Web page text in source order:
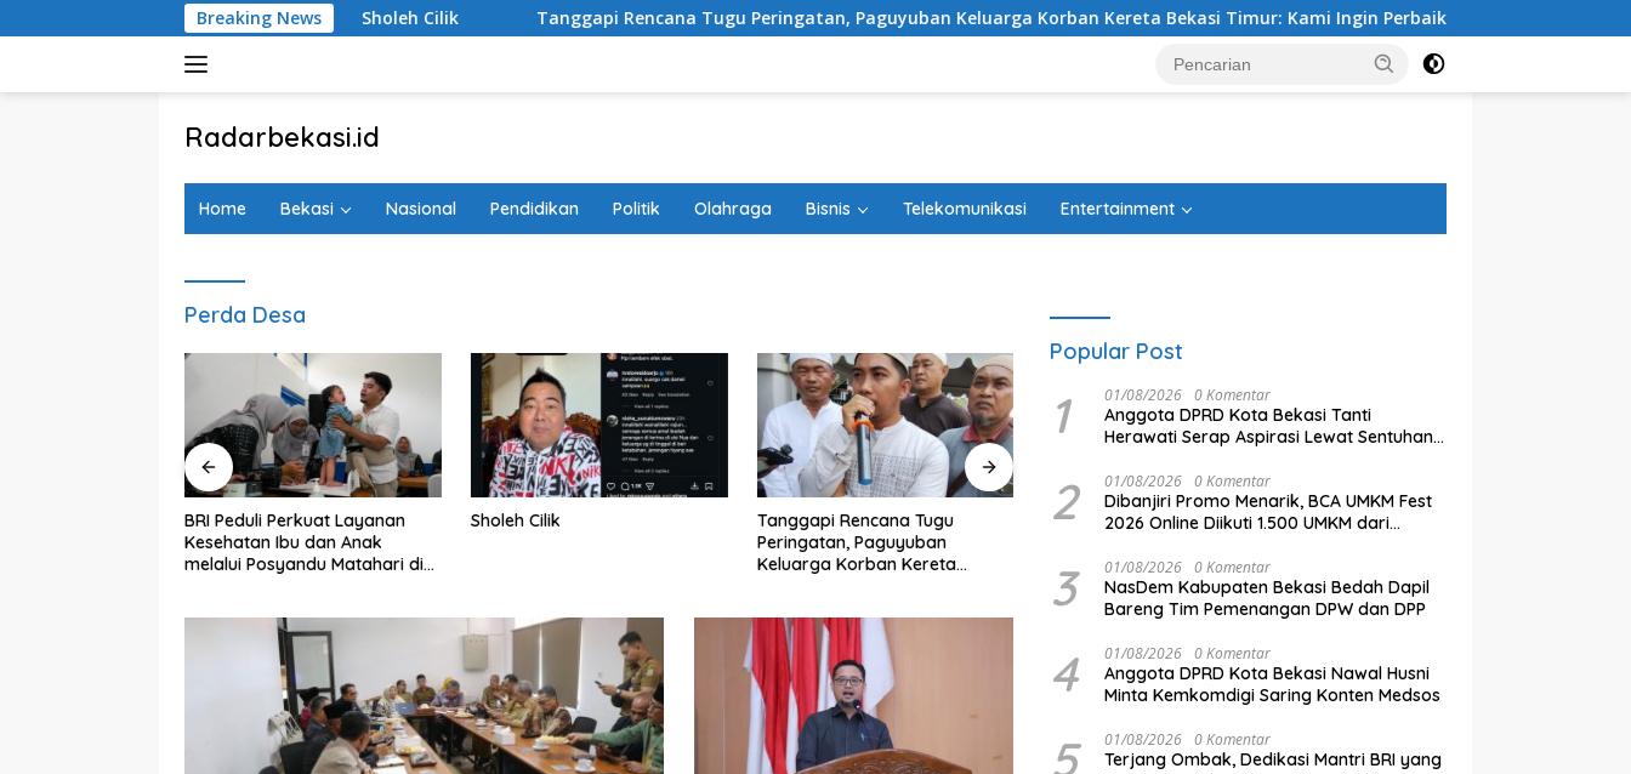
ke
Breaking News
Sholeh Cilik Tanggapi Rencana Tugu Peringatan, Paguyuban Keluarga Korban Kereta Bekasi Timur: Kami Ingin Perbaikan Sistem Keselamatan Lebih Dulu
Radarbekasi.id
Bekasi
Home Bekasi Nasional Pendidikan Politik Olahraga Bisnis Telekomunikasi Entertainment
Perda Desa
BRI Peduli Perkuat Layanan
Kesehatan Ibu dan Anak
melalui Posyandu Matahari di
Sholeh Cilik
Tanggapi Rencana Tugu
Peringatan, Paguyuban
Keluarga Korban Kereta
Lebih Dulu
Debu Tegal Danas Cikarang
Sampaikan Sejumlah Tuntutan
Ketua DPRD Kota Bekasi Sardi
Publik
Popular Post
1 01/08/2026 0 Komentar
Anggota DPRD Kota Bekasi Tanti
Herawati Serap Aspirasi Lewat Sentuhan
2 01/08/2026 0 Komentar
Dibanjiri Promo Menarik, BCA UMKM Fest
2026 Online Diikuti 1.500 UMKM dari
3 01/08/2026 0 Komentar
NasDem Kabupaten Bekasi Bedah Dapil
Bareng Tim Pemenangan DPW dan DPP
4 01/08/2026 0 Komentar
Anggota DPRD Kota Bekasi Nawal Husni
Minta Kemkomdigi Saring Konten Medsos
5 01/08/2026 0 Komentar
Terjang Ombak, Dedikasi Mantri BRI yang